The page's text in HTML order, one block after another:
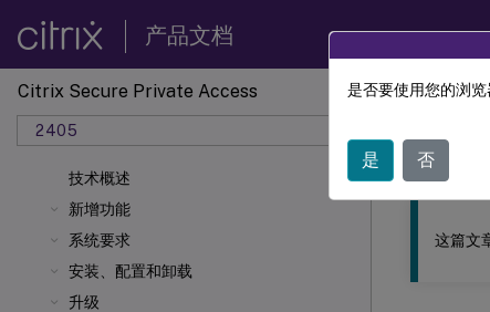
产品文档
Citrix Secure Private Access
2405
技术概述
新增功能
系统要求
安装、配置和卸载
升级
此内容已经过
这篇文
是否要使用您的浏
是 否